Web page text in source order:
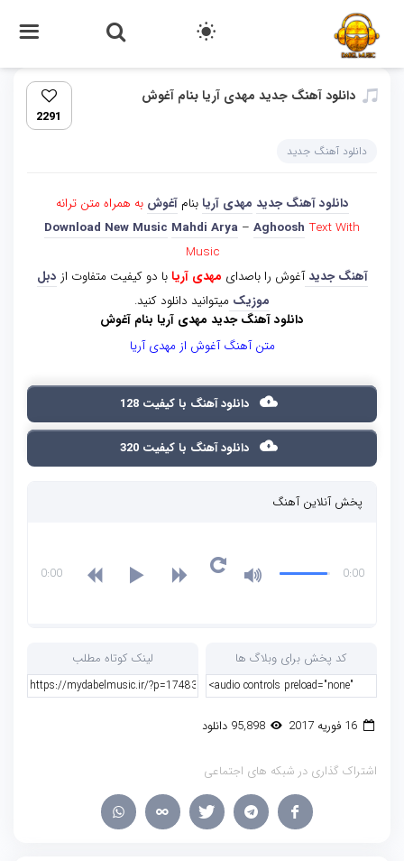
دانلود آهنگ جدید مهدی آریا بنام آغوش
2291
دانلود آهنگ جدید
دانلود آهنگ جدید مهدی آریابنامآغوش به همراه متن ترانه
Download New Music Mahdi Arya – Aghoosh Text With
Music
آهنگ جدید آغوش را باصدای مهدی آریا با دو کیفیت متفاوت از دبل
موزیک میتوانید دانلود کنید.
دانلود آهنگ جدید مهدی آریا بنام آغوش
متن آهنگ آغوش از مهدی آریا
دانلود آهنگ با کیفیت 128
دانلود آهنگ با کیفیت 320
پخش آنلاین آهنگ
0:00
0:00
کد پخش برای وبلاگ ها لینک کوتاه مطلب
16 فوریه 2017 95,898 دانلود
اشتراک گذاری در شبکه های اجتماعی